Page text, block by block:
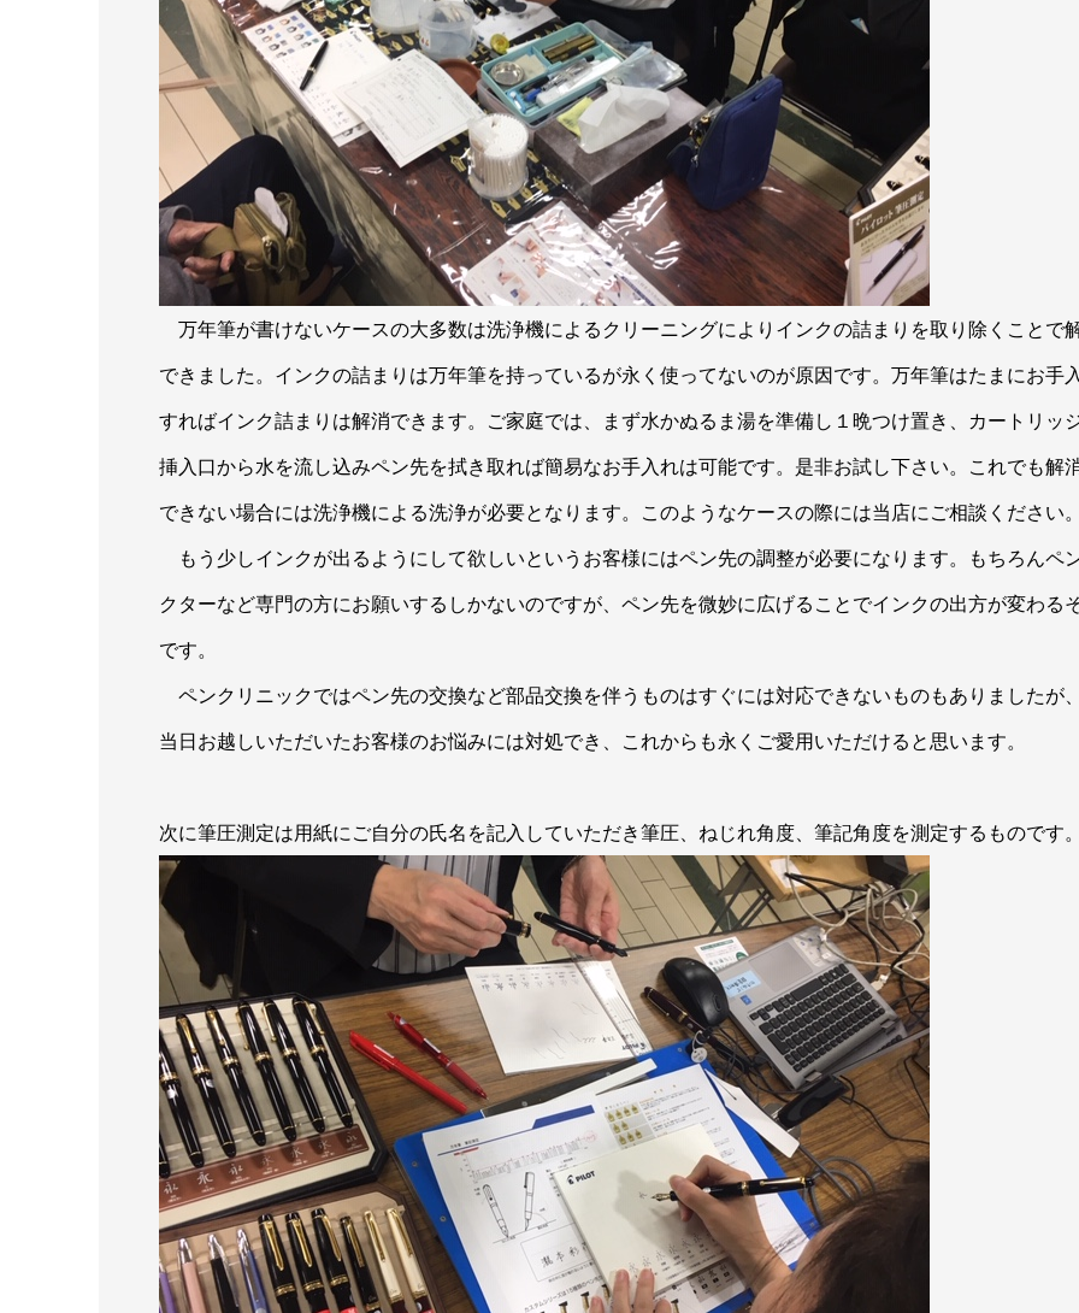
万年筆が書けないケースの大多数は洗浄機によるクリーニングによりインクの詰まりを取り除くことで
できました。インクの詰まりは万年筆を持っているが永く使ってないのが原因です。万年筆はたまにお手
すればインク詰まりは解消できます。ご家庭では、まず水かぬるま湯を準備し１晩つけ置き、カートリッ
挿入口から水を流し込みペン先を拭き取れば簡易なお手入れは可能です。是非お試し下さい。これでも解
できない場合には洗浄機による洗浄が必要となります。このようなケースの際には当店にご相談ください
もう少しインクが出るようにして欲しいというお客様にはペン先の調整が必要になります。もちろんペ
クターなど専門の方にお願いするしかないのですが、ペン先を微妙に広げることでインクの出方が変わる
です。
ペンクリニックではペン先の交換など部品交換を伴うものはすぐには対応できないものもありましたが
当日お越しいただいたお客様のお悩みには対処でき、これからも永くご愛用いただけると思います。
次に筆圧測定は用紙にご自分の氏名を記入していただき筆圧、ねじれ角度、筆記角度を測定するものです